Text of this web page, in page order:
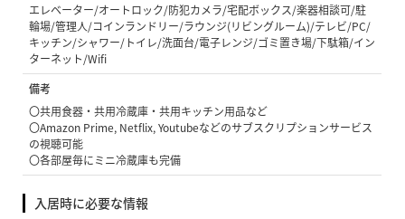
エレベーター/オートロック/防犯カメラ/宅配ボックス/楽器相談可/駐
輪場/管理人/コインランドリー/ラウンジ(リビングルーム)/テレビ/PC/
キッチン/シャワー/トイレ/洗面台/電子レンジ/ゴミ置き場/下駄箱/イン
ターネット/Wifi
備考
〇共用食器・共用冷蔵庫・共用キッチン用品など
〇Amazon Prime, Netflix, Youtubeなどのサブスクリプションサービス
の視聴可能
〇各部屋毎にミニ冷蔵庫も完備
入居時に必要な情報